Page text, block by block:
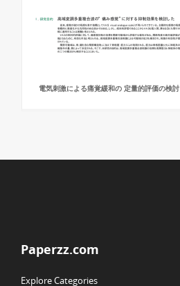
電気刺激による痛覚緩和の 定量的評価の検討
Paperzz.com
Explore Categories